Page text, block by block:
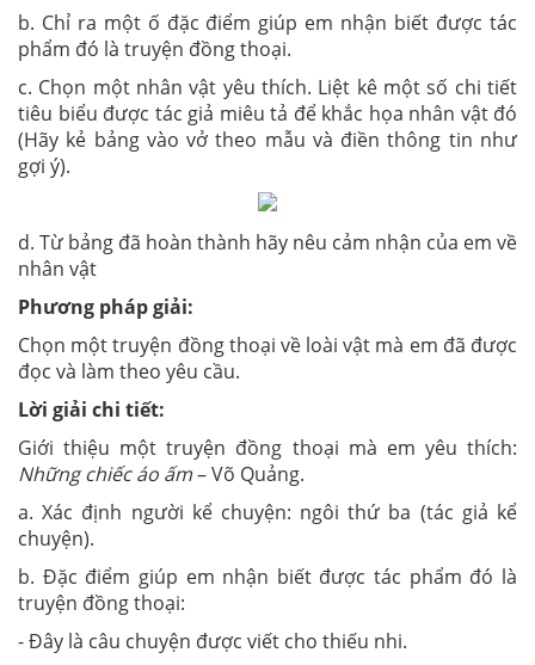
b. Chỉ ra một ố đặc điểm giúp em nhận biết được tác
phẩm đó là truyện đồng thoại.
c. Chọn một nhân vật yêu thích. Liệt kê một số chi tiết
tiêu biểu được tác giả miêu tả để khắc họa nhân vật đó
(Hãy kẻ bảng vào vở theo mẫu và điền thông tin như
gợi ý).
d. Từ bảng đã hoàn thành hãy nêu cảm nhận của em về
nhân vật
Phương pháp giải:
Chọn một truyện đồng thoại về loài vật mà em đã được
đọc và làm theo yêu cầu.
Lời giải chi tiết:
Giới thiệu một truyện đồng thoại mà em yêu thích:
Những chiếc áo ấm– Võ Quảng.
a. Xác định người kể chuyện: ngôi thứ ba (tác giả kể
chuyện).
b. Đặc điểm giúp em nhận biết được tác phẩm đó là
truyện đồng thoại:
- Đây là câu chuyện được viết cho thiếu nhi.